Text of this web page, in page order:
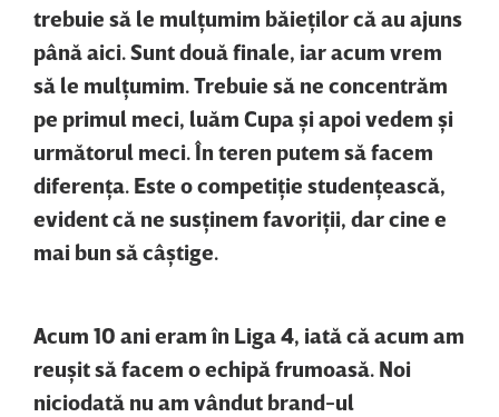
trebuie să le mulţumim băieţilor că au ajuns
până aici. Sunt două finale, iar acum vrem
să le mulţumim. Trebuie să ne concentrăm
pe primul meci, luăm Cupa şi apoi vedem şi
următorul meci. În teren putem să facem
diferenţa. Este o competiţie studenţească,
evident că ne susţinem favoriţii, dar cine e
mai bun să câştige.
Acum 10 ani eram în Liga 4, iată că acum am
reuşit să facem o echipă frumoasă. Noi
niciodată nu am vândut brand-ul